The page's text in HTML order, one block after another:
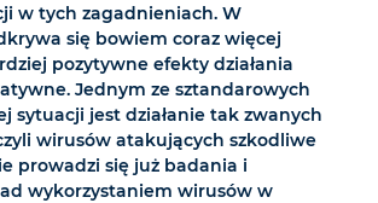
w tych zagadnieniach. W
się bowiem coraz więcej
pozytywne efekty działania
Jednym ze sztandarowych
sytuacji jest działanie tak zwanych
wirusów atakujących szkodliwe
prowadzi się już badania i
wykorzystaniem wirusów w